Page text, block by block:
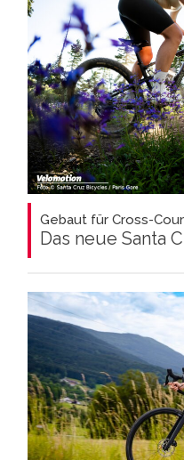
Gebaut für Cross-
Das neue Santa